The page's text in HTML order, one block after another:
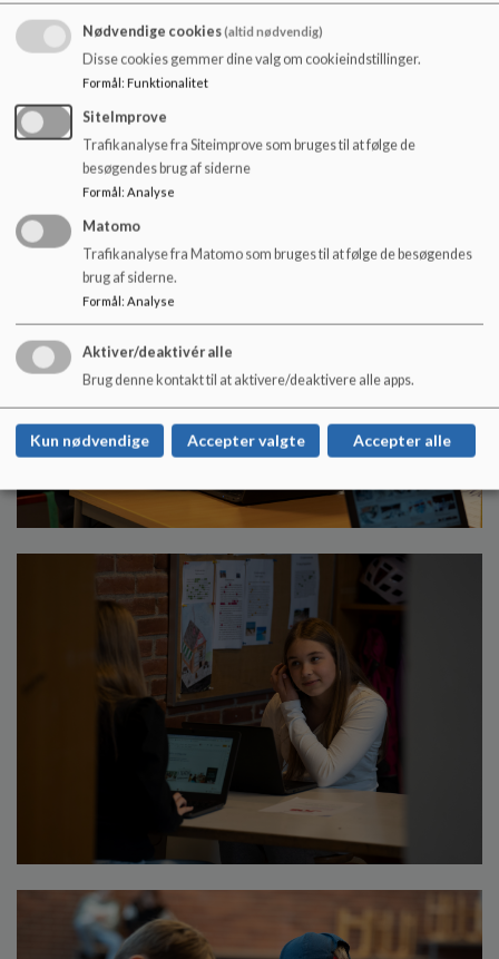
Nødvendige cookies(altid nødvendig)
Disse cookies gemmer dine valg om cookieindstillinger.
Formål: Funktionalitet
SiteImprove
Trafikanalyse fra Siteimprove som bruges til at følge de
besøgendes brug af siderne
Formål: Analyse
Matomo
Trafikanalyse fra Matomo som bruges til at følge de besøgendes
brug af siderne.
Formål: Analyse
Aktiver/deaktivér alle
Brug denne kontakt til at aktivere/deaktivere alle apps.
Kun nødvendige Accepter valgte Accepter alle